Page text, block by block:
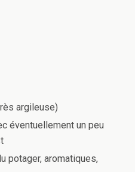
argileuse)
éventuellement un peu
potager, aromatiques,